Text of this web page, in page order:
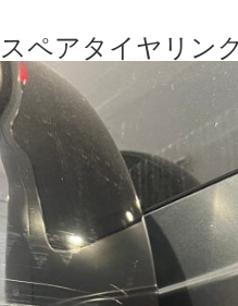
ペアタイヤリン